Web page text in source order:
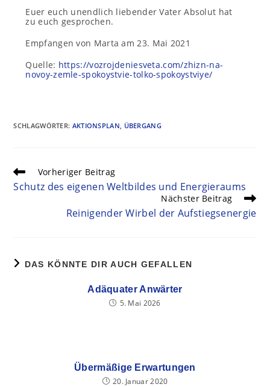
Euer euch unendlich liebender Vater Absolut hat
zu euch gesprochen.
Empfangen von Marta am 23. Mai 2021
Quelle: https://vozrojdeniesveta.com/zhizn-na-
novoy-zemle-spokoystvie-tolko-spokoystviye/
SCHLAGWÖRTER: AKTIONSPLAN, ÜBERGANG
Vorheriger Beitrag
Schutz des eigenen Weltbildes und Energieraums
Nächster Beitrag
Reinigender Wirbel der Aufstiegsenergie
DAS KÖNNTE DIR AUCH GEFALLEN
Adäquater Anwärter
5. Mai 2026
Übermäßige Erwartungen
20. Januar 2020